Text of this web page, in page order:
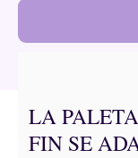
LA
FIN SE